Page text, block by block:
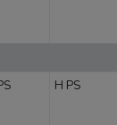
H PS